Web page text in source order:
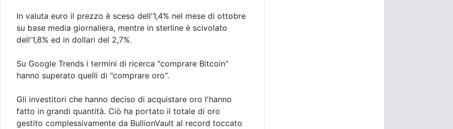
In valuta euro il prezzo è sceso dell'1,4% nel mese di ottobre
su base media giornaliera, mentre in sterline è scivolato
dell'1,8% ed in dollari del 2,7%.
Su Google Trends i termini di ricerca "comprare Bitcoin"
hanno superato quelli di "comprare oro".
Gli investitori che hanno deciso di acquistare oro l'hanno
fatto in grandi quantità. Ciò ha portato il totale di oro
gestito complessivamente da BullionVault al record toccato